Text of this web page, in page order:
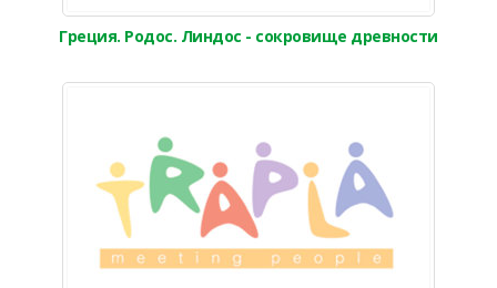
Греция. Родос. Линдос - сокровище древности